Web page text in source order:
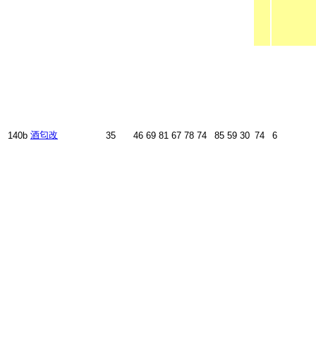
140b 酒匂改 35 46 69 81 67 78 74 85 59 30 74 6